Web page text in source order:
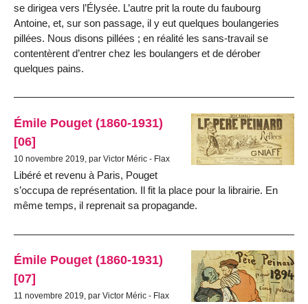
se dirigea vers l’Élysée. L’autre prit la route du faubourg
Antoine, et, sur son passage, il y eut quelques boulangeries
pillées. Nous disons pillées ; en réalité les sans-travail se
contentèrent d’entrer chez les boulangers et de dérober
quelques pains.
Émile Pouget (1860-1931)
[06]
10 novembre 2019, par Victor Méric - Flax
Libéré et revenu à Paris, Pouget
s’occupa de représentation. Il fit la place pour la librairie. En
même temps, il reprenait sa propagande.
Émile Pouget (1860-1931)
[07]
11 novembre 2019, par Victor Méric - Flax